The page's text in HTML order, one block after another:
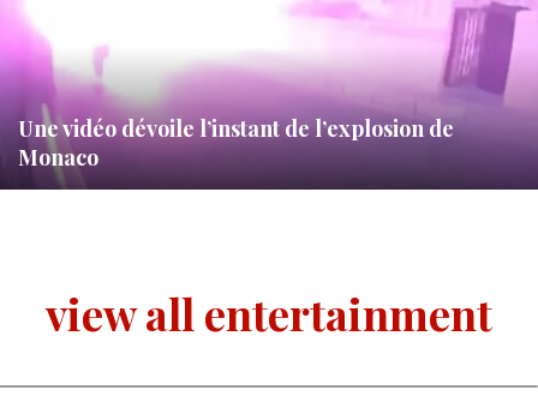
Une vidéo dévoile l’instant de l’explosion de
Monaco
view all entertainment